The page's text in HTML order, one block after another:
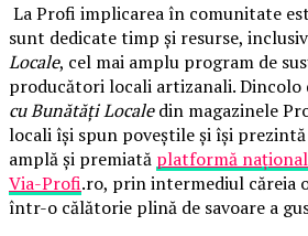
La Profi implicarea în comunitate
sunt dedicate timp și resurse, inclusiv
Locale, cel mai amplu program de
producători locali artizanali. Dincolo
cu Bunătăți Localedin magazinele
locali își spun poveștile și își
amplă și premiată platformă
Via-Profi.ro, prin intermediul căreia
într-o călătorie plină de savoare a